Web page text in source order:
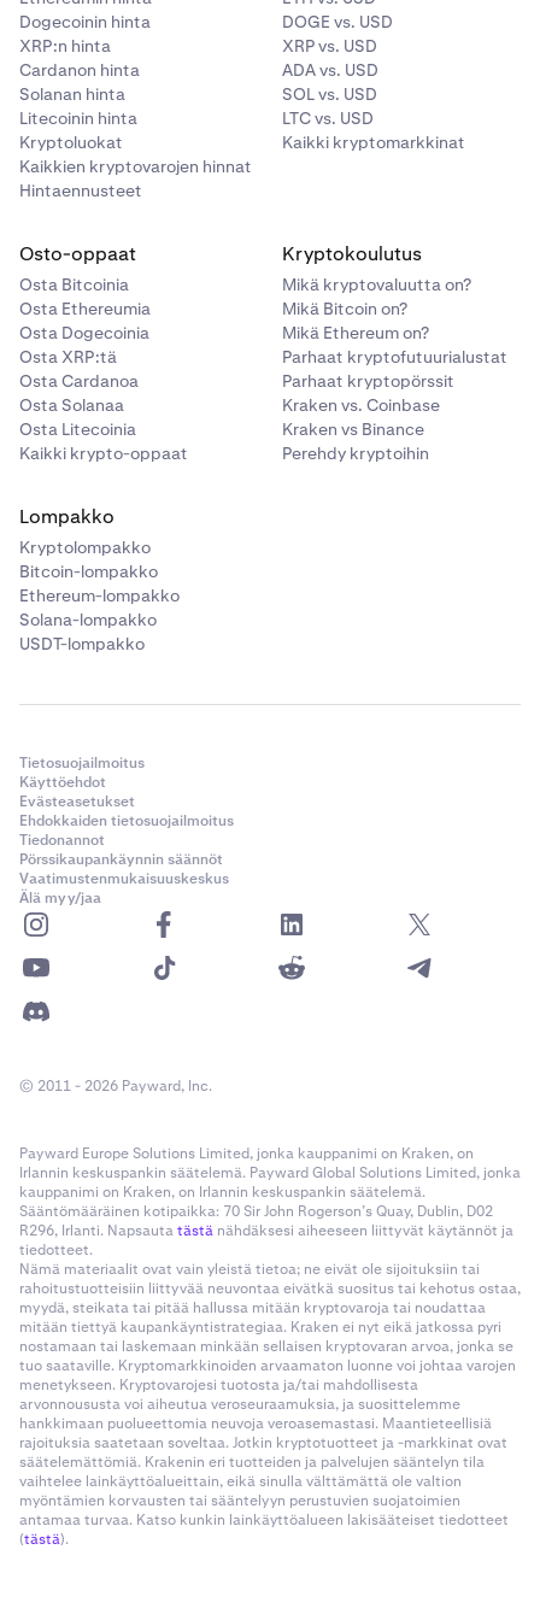
aikakatkaisua. Jos jäsenen istunto on ollut
käyttämättömänä kauemmin kuin asetettu aikakatkaisu,
istunto päättyy ja jäsenen on kirjauduttava sisään
uudelleen.
Aikakatkaisu määritetään organisaation tietoturva-
asetuksissa luomisen jälkeen. Lyhyemmät
aikakatkaisuajat pienentävät valvomattomien istuntojen
Dogecoinin hinta
XRP:n hinta
Cardanon hinta
Solanan hinta
Litecoinin hinta
Kryptoluokat
Kaikkien kryptovarojen hinnat
Hintaennusteet
DOGE vs. USD
XRP vs. USD
ADA vs. USD
SOL vs. USD
LTC vs. USD
Kaikki kryptomarkkinat
Osto-oppaat
Osta Bitcoinia
Osta Ethereumia
Osta Dogecoinia
Osta XRP:tä
Osta Cardanoa
Osta Solanaa
Osta Litecoinia
Kaikki krypto-oppaat
Kryptokoulutus
Mikä kryptovaluutta on?
Mikä Bitcoin on?
Mikä Ethereum on?
Parhaat kryptofutuurialustat
Parhaat kryptopörssit
Kraken vs. Coinbase
Kraken vs Binance
Perehdy kryptoihin
Lompakko
Kryptolompakko
Bitcoin-lompakko
Ethereum-lompakko
Solana-lompakko
USDT-lompakko
Tietosuojailmoitus
Käyttöehdot
Evästeasetukset
Ehdokkaiden tietosuojailmoitus
Tiedonannot
Pörssikaupankäynnin säännöt
Vaatimustenmukaisuuskeskus
Älä myy/jaa
© 2011 - 2026 Payward, Inc.
Payward Europe Solutions Limited, jonka kauppanimi on Kraken, on
Irlannin keskuspankin säätelemä. Payward Global Solutions Limited, jonka
kauppanimi on Kraken, on Irlannin keskuspankin säätelemä.
Sääntömääräinen kotipaikka: 70 Sir John Rogerson’s Quay, Dublin, D02
R296, Irlanti. Napsautatästä nähdäksesi aiheeseen liittyvät käytännöt ja
tiedotteet.
Nämä materiaalit ovat vain yleistä tietoa; ne eivät ole sijoituksiin tai
rahoitustuotteisiin liittyvää neuvontaa eivätkä suositus tai kehotus ostaa,
myydä, steikata tai pitää hallussa mitään kryptovaroja tai noudattaa
mitään tiettyä kaupankäyntistrategiaa. Kraken ei nyt eikä jatkossa pyri
nostamaan tai laskemaan minkään sellaisen kryptovaran arvoa, jonka se
tuo saataville. Kryptomarkkinoiden arvaamaton luonne voi johtaa varojen
menetykseen. Kryptovarojesi tuotosta ja/tai mahdollisesta
arvonnoususta voi aiheutua veroseuraamuksia, ja suosittelemme
hankkimaan puolueettomia neuvoja veroasemastasi. Maantieteellisiä
rajoituksia saatetaan soveltaa. Jotkin kryptotuotteet ja -markkinat ovat
säätelemättömiä. Krakenin eri tuotteiden ja palvelujen sääntelyn tila
vaihtelee lainkäyttöalueittain, eikä sinulla välttämättä ole valtion
myöntämien korvausten tai sääntelyyn perustuvien suojatoimien
antamaa turvaa. Katso kunkin lainkäyttöalueen lakisääteiset tiedotteet
(tästä).